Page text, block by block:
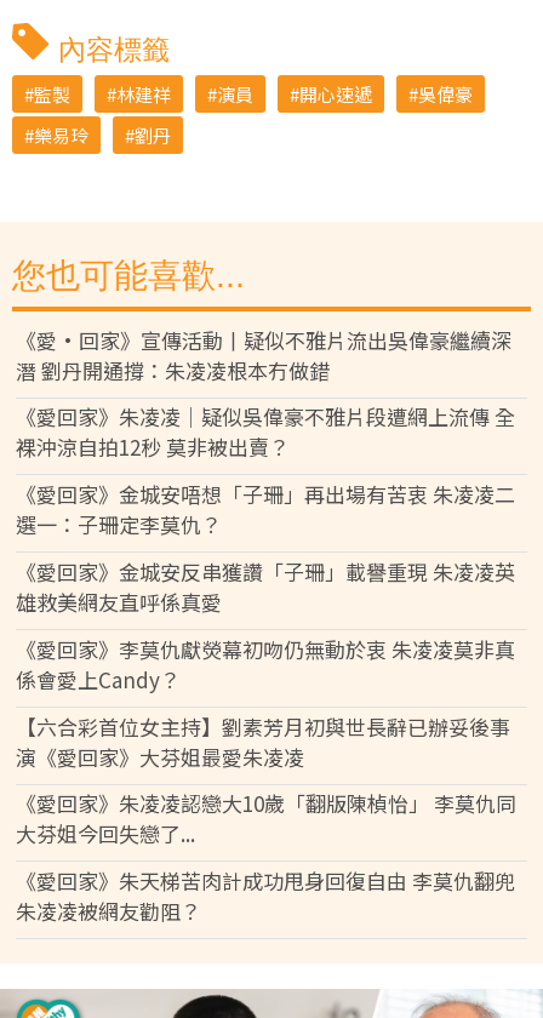
內容標籤
監製 林建祥 演員 開心速遞
吳偉豪
樂易玲
劉丹
您也可能喜歡...
《愛·回家》宣傳活動丨疑似不雅片流出吳偉豪繼續深
潛 劉丹開通撐：朱凌凌根本冇做錯
《愛回家》朱凌凌│疑似吳偉豪不雅片段遭網上流傳 全
裸沖涼自拍12秒 莫非被出賣？
《愛回家》金城安唔想「子珊」再出場有苦衷 朱凌凌二
選一：子珊定李莫仇？
《愛回家》金城安反串獲讚「子珊」載譽重現 朱凌凌英
雄救美網友直呼係真愛
《愛回家》李莫仇獻熒幕初吻仍無動於衷 朱凌凌莫非真
係會愛上Candy？
【六合彩首位女主持】劉素芳月初與世長辭已辦妥後事
演《愛回家》大芬姐最愛朱凌凌
《愛回家》朱凌凌認戀大10歲「翻版陳楨怡」 李莫仇同
大芬姐今回失戀了...
《愛回家》朱天梯苦肉計成功甩身回復自由 李莫仇翻兜
朱凌凌被網友勸阻？